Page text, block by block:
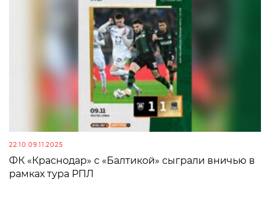
22:10 09.11.2025
ФК «Краснодар» с «Балтикой» сыграли вничью в
рамках тура РПЛ